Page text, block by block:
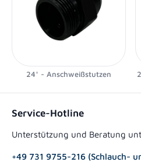
24° - Anschweißstutzen
Service-Hotline
Unterstützung und Beratung
+49 731 9755-216 (Schlauch-